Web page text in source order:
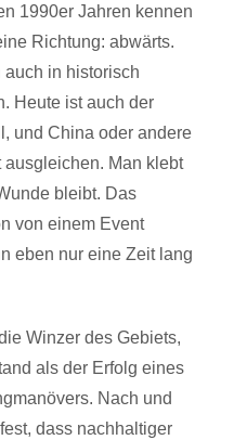
1990er Jahren kennen
Richtung: abwärts.
in historisch
Heute ist auch der
und China oder andere
Man klebt
bleibt. Das
von einem Event
eben nur eine Zeit lang
Winzer des Gebiets,
als der Erfolg eines
Nach und
dass nachhaltiger